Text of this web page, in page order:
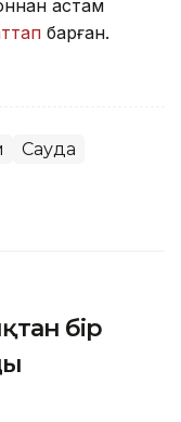
астам
барған.
Сауда
бір